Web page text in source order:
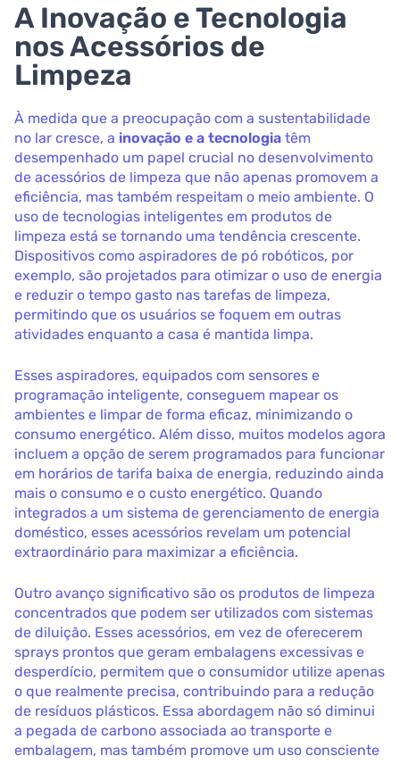
A Inovação e Tecnologia
nos Acessórios de
Limpeza
À medida que a preocupação com a sustentabilidade
no lar cresce, a inovação e a tecnologia têm
desempenhado um papel crucial no desenvolvimento
de acessórios de limpeza que não apenas promovem a
eficiência, mas também respeitam o meio ambiente. O
uso de tecnologias inteligentes em produtos de
limpeza está se tornando uma tendência crescente.
Dispositivos como aspiradores de pó robóticos, por
exemplo, são projetados para otimizar o uso de energia
e reduzir o tempo gasto nas tarefas de limpeza,
permitindo que os usuários se foquem em outras
atividades enquanto a casa é mantida limpa.
Esses aspiradores, equipados com sensores e
programação inteligente, conseguem mapear os
ambientes e limpar de forma eficaz, minimizando o
consumo energético. Além disso, muitos modelos agora
incluem a opção de serem programados para funcionar
em horários de tarifa baixa de energia, reduzindo ainda
mais o consumo e o custo energético. Quando
integrados a um sistema de gerenciamento de energia
doméstico, esses acessórios revelam um potencial
extraordinário para maximizar a eficiência.
Outro avanço significativo são os produtos de limpeza
concentrados que podem ser utilizados com sistemas
de diluição. Esses acessórios, em vez de oferecerem
sprays prontos que geram embalagens excessivas e
desperdício, permitem que o consumidor utilize apenas
o que realmente precisa, contribuindo para a redução
de resíduos plásticos. Essa abordagem não só diminui
a pegada de carbono associada ao transporte e
embalagem, mas também promove um uso consciente